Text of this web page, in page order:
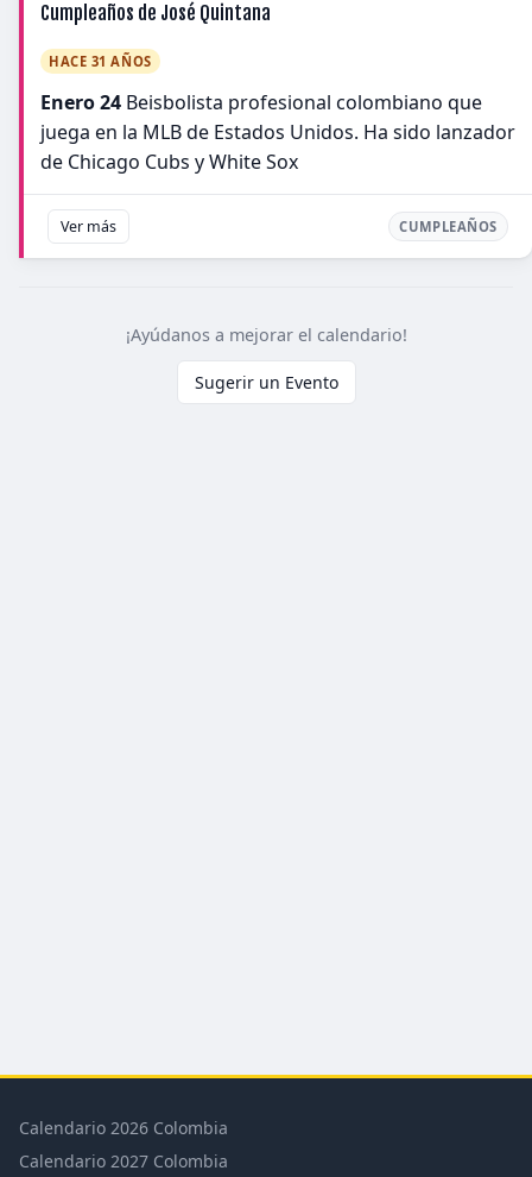
Cumpleaños de José Quintana
HACE 31 AÑOS
Enero 24 Beisbolista profesional colombiano que
juega en la MLB de Estados Unidos. Ha sido lanzador
de Chicago Cubs y White Sox
Ver más CUMPLEAÑOS
¡Ayúdanos a mejorar el calendario!
Sugerir un Evento
Calendario 2026 Colombia
Calendario 2027 Colombia